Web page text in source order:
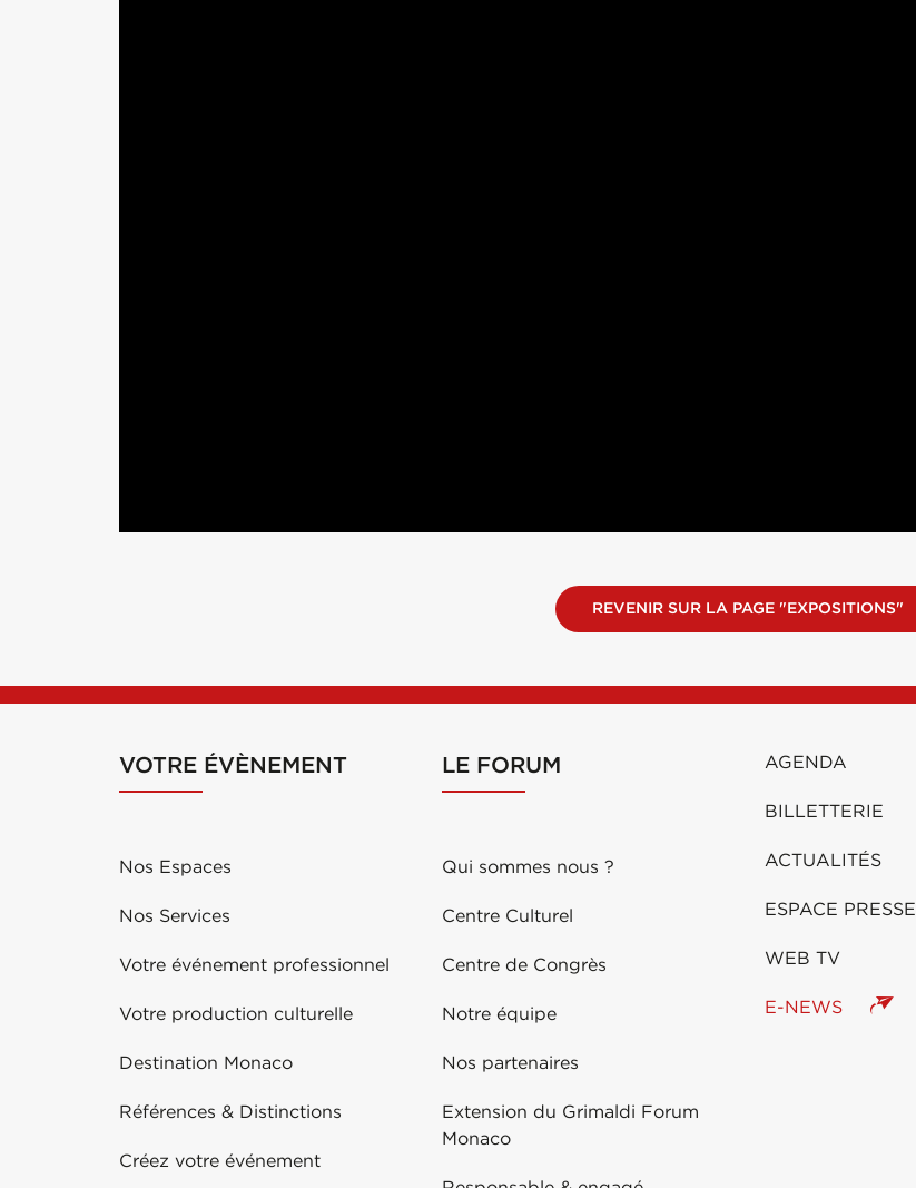
REVENIR SUR LA PAGE "EXPOSITIONS"
VOTRE ÉVÈNEMENT
Nos Espaces
Nos Services
Votre événement professionnel
Votre production culturelle
Destination Monaco
Références & Distinctions
Créez votre événement
LE FORUM
Qui sommes nous ?
Centre Culturel
Centre de Congrès
Notre équipe
Nos partenaires
Extension du Grimaldi Forum
Monaco
AGENDA
BILLETTERIE
ACTUALITÉS
ESPACE PRESSE
WEB TV
E-NEWS